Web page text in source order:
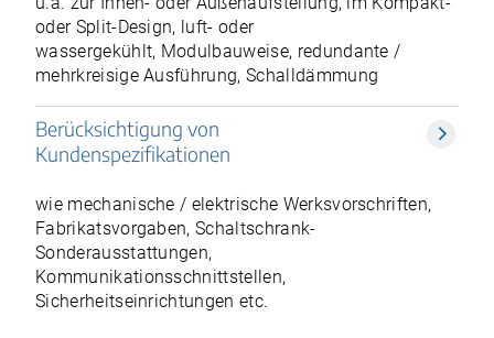
oder Split-Design, luft- oder
wassergekühlt, Modulbauweise, redundante /
mehrkreisige Ausführung, Schalldämmung
Berücksichtigung von
Kundenspezifikationen
wie mechanische / elektrische Werksvorschriften,
Fabrikatsvorgaben, Schaltschrank-
Sonderausstattungen,
Kommunikationsschnittstellen,
Sicherheitseinrichtungen etc.